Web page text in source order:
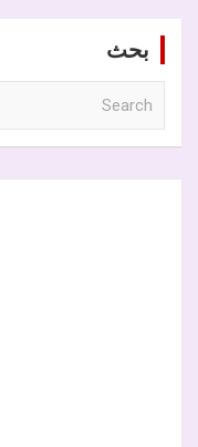
بحث